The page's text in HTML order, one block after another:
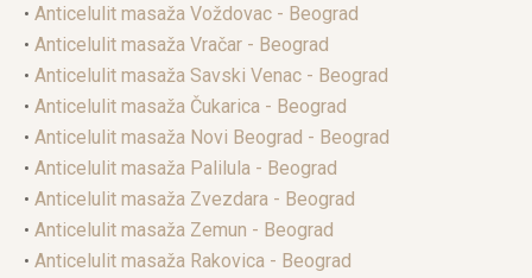
• Anticelulit masaža Voždovac - Beograd
• Anticelulit masaža Vračar - Beograd
• Anticelulit masaža Savski Venac - Beograd
• Anticelulit masaža Čukarica - Beograd
• Anticelulit masaža Novi Beograd - Beograd
• Anticelulit masaža Palilula - Beograd
• Anticelulit masaža Zvezdara - Beograd
• Anticelulit masaža Zemun - Beograd
• Anticelulit masaža Rakovica - Beograd